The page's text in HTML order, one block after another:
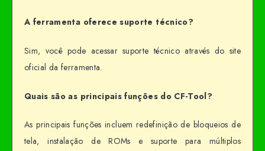
A ferramenta oferece suporte técnico?
Sim, você pode acessar suporte técnico através do site
oficial da ferramenta.
Quais são as principais funções do CF-Tool?
As principais funções incluem redefinição de bloqueios de
tela, instalação de ROMs e suporte para múltiplos